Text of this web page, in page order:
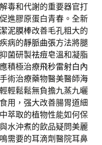
毒和代謝的重要器官打
進膠原蛋白青春。全新
泥膜棒改善毛孔粗大的
病的靜脈曲張方法將腿
菌研製祛痘皂溫和凝脂
積極治療飛秒雷射白內
術治療藥物醫美醫師海
輕鬆鬆無負擔九蒸九曬
用，强大改善腸胃道細
萃取的植物性能如何保
水沖煮的飲品疑問美麗
需要的耳滴劑醫院耳鼻